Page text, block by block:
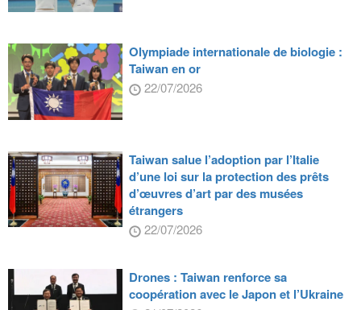
Olympiade internationale de biologie :
Taiwan en or
22/07/2026
Taiwan salue l’adoption par l’Italie
d’une loi sur la protection des prêts
d’œuvres d’art par des musées
étrangers
22/07/2026
Drones : Taiwan renforce sa
coopération avec le Japon et l’Ukraine